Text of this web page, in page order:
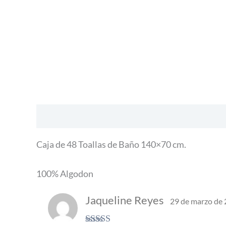
Caja de 48 Toallas de Baño 140×70 cm.
100% Algodon
Jaqueline Reyes 29 de marzo de